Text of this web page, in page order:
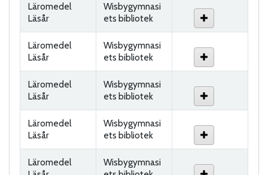
Läromedel
Läsår
Wisbygymnasi
ets bibliotek
Läromedel
Läsår
Wisbygymnasi
ets bibliotek
Läromedel
Läsår
Wisbygymnasi
ets bibliotek
Läromedel
Läsår
Wisbygymnasi
ets bibliotek
Läromedel
Wisbygymnasi